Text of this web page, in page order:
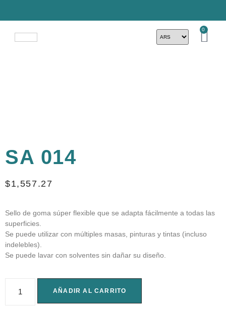
0
SA 014
$1,557.27
Sello de goma súper flexible que se adapta fácilmente a todas las
superficies.
Se puede utilizar con múltiples masas, pinturas y tintas (incluso
indelebles).
Se puede lavar con solventes sin dañar su diseño.
AÑADIR AL CARRITO